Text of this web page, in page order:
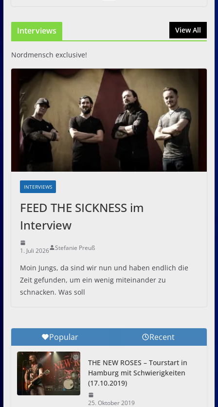
Interviews View All
Nordmensch exclusive!
INTERVIEWS
FEED THE SICKNESS im
Interview
1. Juli 2026 Stefanie Preuß
Moin Jungs, da sind wir nun und haben endlich die
Zeit gefunden, um ein wenig miteinander zu
schnacken. Was soll
Popular Recent
THE NEW ROSES – Tourstart in
Hamburg mit Schwierigkeiten
(17.10.2019)
25. Oktober 2019